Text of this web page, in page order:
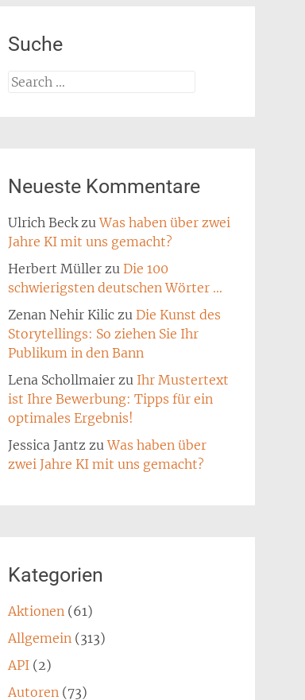
Suche
Search
Neueste Kommentare
Ulrich BeckzuWas haben über zwei
Jahre KI mit uns gemacht?
Herbert Müllerzu Die 100
schwierigsten deutschen Wörter …
Zenan Nehir Kiliczu Die Kunst des
Storytellings: So ziehen Sie Ihr
Publikum in den Bann
Lena Schollmaierzu Ihr Mustertext
ist Ihre Bewerbung: Tipps für ein
optimales Ergebnis!
Jessica Jantz zuWas haben über
zwei Jahre KI mit uns gemacht?
Kategorien
Aktionen(61)
Allgemein(313)
API(2)
Autoren(73)